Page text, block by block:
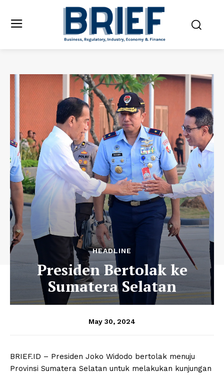
HEADLINE
Presiden Bertolak ke
Sumatera Selatan
May 30, 2024
BRIEF.ID – Presiden Joko Widodo bertolak menuju
Provinsi Sumatera Selatan untuk melakukan kunjungan